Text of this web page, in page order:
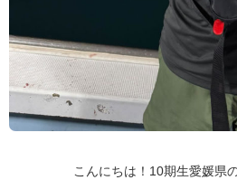
こんにちは！10期生愛媛県